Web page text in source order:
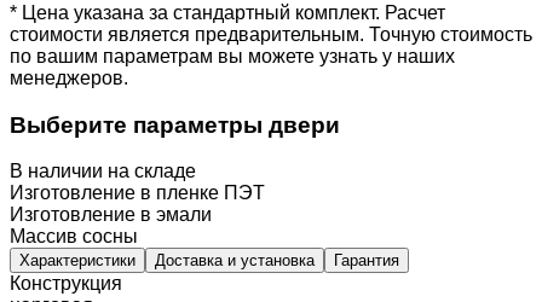
* Цена указана за стандартный комплект. Расчет
стоимости является предварительным. Точную стоимость
по вашим параметрам вы можете узнать у наших
менеджеров.
Выберите параметры двери
В наличии на складе
Изготовление в пленке ПЭТ
Изготовление в эмали
Массив сосны
Характеристики Доставка и установка Гарантия
Конструкция